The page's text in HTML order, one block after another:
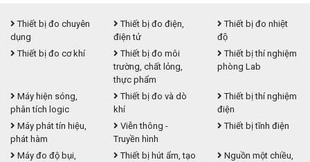
Thiết bị đo chuyên
dụng
Thiết bị đo điện,
điện tử
Thiết bị đo nhiệt
độ
Thiết bị đo cơ khí
Thiết bị đo môi
trường, chất lỏng,
thực phẩm
Thiết bị thí nghiệm
phòng Lab
Máy hiện sóng,
phân tích logic
Thiết bị đo và dò
khí
Thiết bị thí nghiệm
điện
Máy phát tín hiệu,
phát hàm
Viễn thông -
Truyền hình
Thiết bị tĩnh điện
Máy đo độ bụi,
Thiết bị hút ẩm, tạo
Nguồn một chiều,